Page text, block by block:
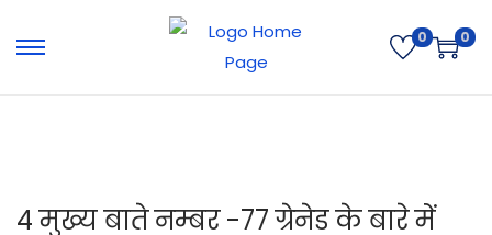
0 0
4 मुख्य बाते नम्बर -77 ग्रेनेड के बारे में